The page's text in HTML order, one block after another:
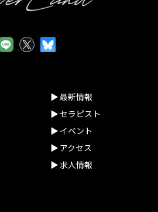
最新情報
セラピスト
イベント
アクセス
求人情報